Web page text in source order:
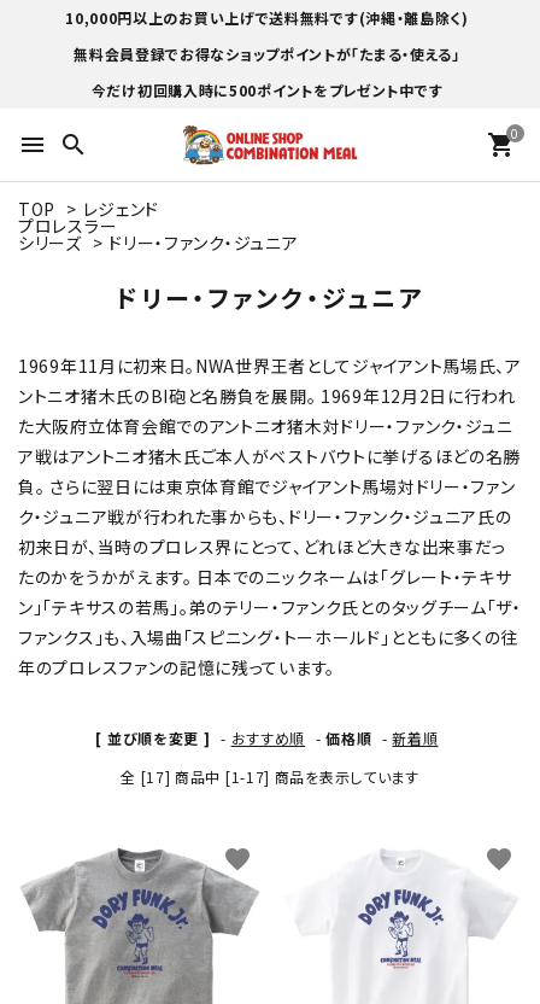
10,000円以上のお買い上げで送料無料です(沖縄・離島除く)
無料会員登録でお得なショップポイントが「たまる・使える」
今だけ初回購入時に500ポイントをプレゼント中です
menu search 0
shopping_cart
TOP > レジェンド
プロレスラー
シリーズ > ドリー・ファンク・ジュニア
ドリー・ファンク・ジュニア
1969年11月に初来日。NWA世界王者としてジャイアント馬場氏、ア
ントニオ猪木氏のBI砲と名勝負を展開。 1969年12月2日に行われ
た大阪府立体育会館でのアントニオ猪木対ドリー・ファンク・ジュニ
ア戦はアントニオ猪木氏ご本人がベストバウトに挙げるほどの名勝
負。 さらに翌日には東京体育館でジャイアント馬場対ドリー・ファン
ク・ジュニア戦が行われた事からも、ドリー・ファンク・ジュニア氏の
初来日が、当時のプロレス界にとって、どれほど大きな出来事だっ
たのかをうかがえます。 日本でのニックネームは「グレート・テキサ
ン」「テキサスの若馬」。弟のテリー・ファンク氏とのタッグチーム「ザ・
ファンクス」も、入場曲「スピニング・トーホールド」とともに多くの往
年のプロレスファンの記憶に残っています。
[ 並び順を変更 ] - おすすめ順 -価格順 -新着順
全 [17] 商品中 [1-17] 商品を表示しています
favorite favorite